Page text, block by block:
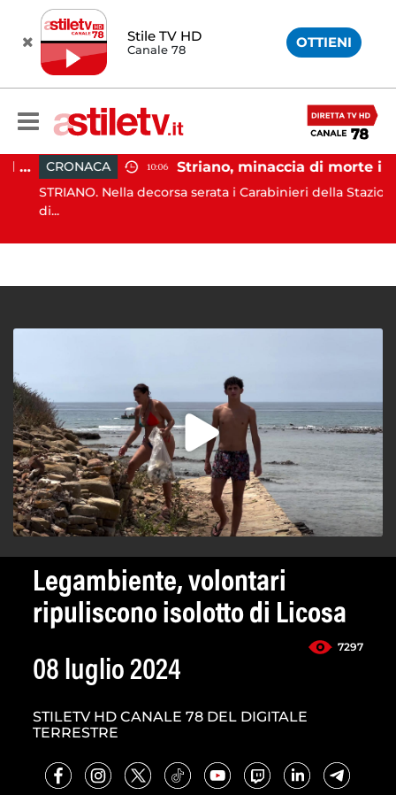
Stile TV HD
Canale 78 OTTIENI
Paestum, Codacons scrive al ministro Giuli: "Rilanciare scavi dell'Anfiteatro nell'area archeologica" CRONACA 10:06 Striano, minaccia di morte il sindaco: 67enne ai domiciliari
STRIANO. Nella decorsa serata i Carabinieri della Stazione
di...
Legambiente, volontari
ripuliscono isolotto di Licosa
7297
08 luglio 2024
STILETV HD CANALE 78 DEL DIGITALE
TERRESTRE